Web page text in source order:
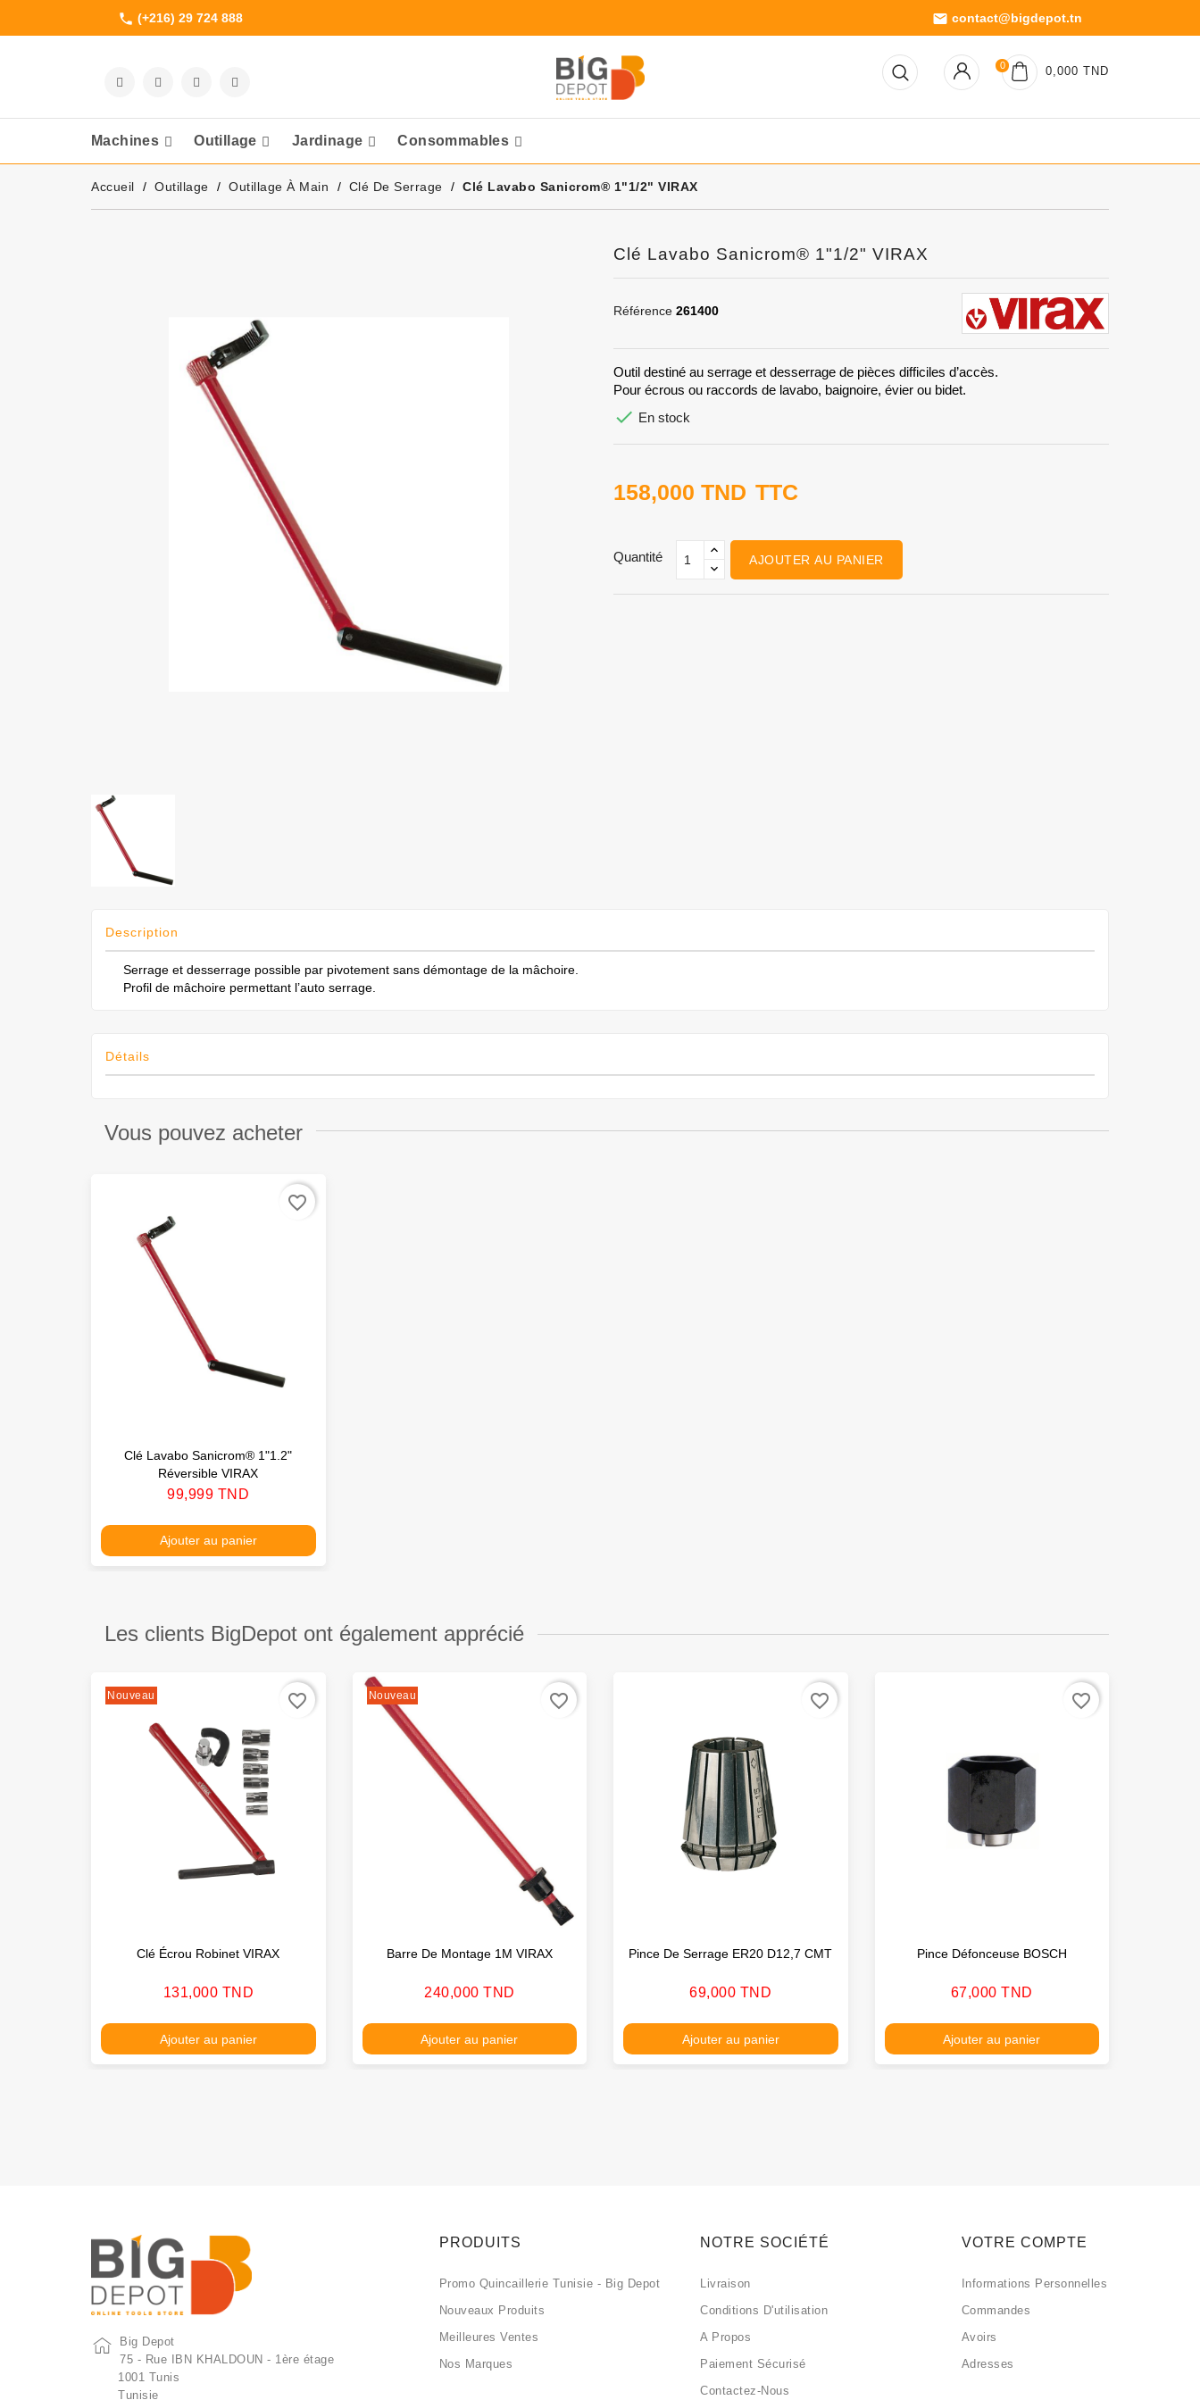
phone (+216) 29 724 888 email contact@bigdepot.tn
0 0,000 TND
Machines Outillage Jardinage Consommables
Accueil Outillage Outillage À Main Clé De Serrage Clé Lavabo Sanicrom® 1"1/2" VIRAX
Clé Lavabo Sanicrom® 1"1/2" VIRAX
Référence 261400
Outil destiné au serrage et desserrage de pièces difficiles d’accès.
Pour écrous ou raccords de lavabo, baignoire, évier ou bidet.
 En stock
158,000 TND TTC
Quantité AJOUTER AU PANIER
Description
Serrage et desserrage possible par pivotement sans démontage de la mâchoire.
Profil de mâchoire permettant l’auto serrage.
Détails
Vous pouvez acheter
Clé Lavabo Sanicrom® 1"1.2"
Réversible VIRAX
Prix
99,999 TND
Ajouter au panier
favorite_border
Les clients BigDepot ont également apprécié
Nouveau
Clé Écrou Robinet VIRAX
Prix
131,000 TND
Ajouter au panier
favorite_border Nouveau
Barre De Montage 1M VIRAX
Prix
240,000 TND
Ajouter au panier
favorite_border
Pince De Serrage ER20 D12,7 CMT
Prix
69,000 TND
Ajouter au panier
favorite_border
Pince Défonceuse BOSCH
Prix
67,000 TND
Ajouter au panier
favorite_border
Big Depot
75 - Rue IBN KHALDOUN - 1ère étage
1001 Tunis
Tunisie
PRODUITS
Promo Quincaillerie Tunisie - Big Depot
Nouveaux Produits
Meilleures Ventes
Nos Marques
NOTRE SOCIÉTÉ
Livraison
Conditions D'utilisation
A Propos
Paiement Sécurisé
Contactez-Nous
VOTRE COMPTE
Informations Personnelles
Commandes
Avoirs
Adresses